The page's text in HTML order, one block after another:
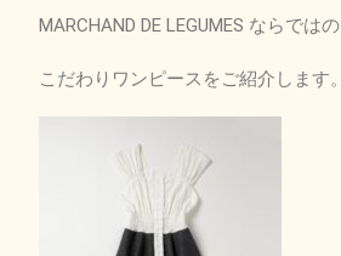
MARCHAND DE LEGUMES ならではの
こだわりワンピースをご紹介します。